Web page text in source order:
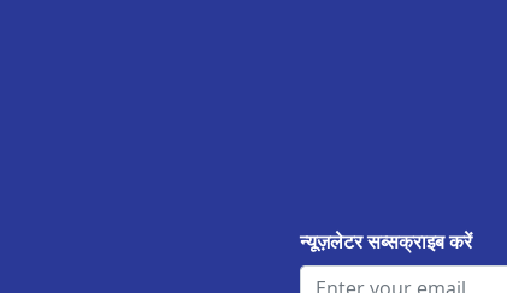
न्यूज़लेटर सब्सक्राइब करें